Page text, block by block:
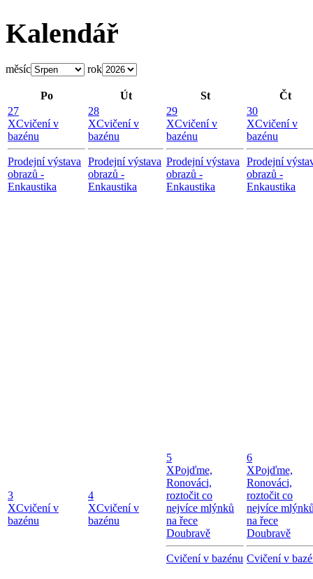
Kalendář
měsíc rok
Po Út St
Čt
27
XCvičení v
bazénu
Prodejní výstava
obrazů -
Enkaustika
28
XCvičení v
bazénu
Prodejní výstava
obrazů -
Enkaustika
29
XCvičení v
bazénu
Prodejní výstava
obrazů -
Enkaustika
30
XCvičení v
bazénu
Prodejní
obrazů -
Enkaustika
3
XCvičení v
bazénu
4
XCvičení v
bazénu
5
XPojďme,
Ronováci,
roztočit co
nejvíce mlýnků
na řece
Doubravě
Cvičení v bazénu
6
XPojďme,
Ronováci,
roztočit co
nejvíce
na řece
Doubravě
Cvičení v